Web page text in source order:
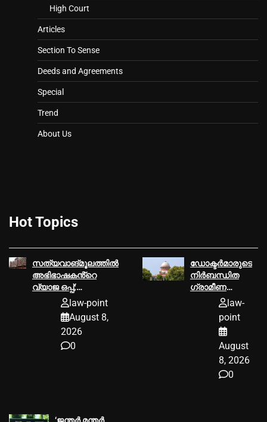
High Court
Articles
Section To Sense
Deeds and Agreements
Special
Trend
About Us
Hot Topics
സത്യവാങ്മൂലത്തില്‍
അഭിഭാഷകൻ്റെ
വ്യാജ ഒപ്പ്;
കൈയ്യോടെ
പിടികൂടി
ഹൈക്കോടതി
law-point
August 8,
2026
0
ഡോക്ടർമാരുടെ
നിർബന്ധിത
ഗ്രാമീണ
സേവനത്തിന്
ദേശീയ നയം
വേണമെന്ന്
സുപ്രീം
കോടതി
law-
point
August
8, 2026
0
‘ജന്തർ മന്തർ